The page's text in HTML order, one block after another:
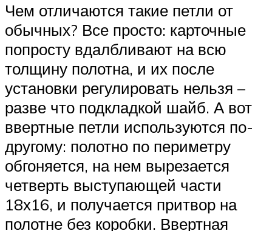
Чем отличаются такие петли от
обычных? Все просто: карточные
попросту вдалбливают на всю
толщину полотна, и их после
установки регулировать нельзя –
разве что подкладкой шайб. А вот
ввертные петли используются по-
другому: полотно по периметру
обгоняется, на нем вырезается
четверть выступающей части
18х16, и получается притвор на
полотне без коробки. Ввертная